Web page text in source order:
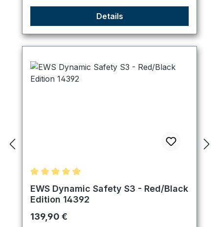
Details
Durchschnittliche Bewertung von 5 von 5 Sternen
EWS Dynamic Safety S3 - Red/Black
Edition 14392
Regulärer Preis:
139,90 €